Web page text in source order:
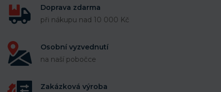
Doprava zdarma
při nákupu nad 10 000 Kč
Osobní vyzvednutí
na naší pobočce
Zakázková výroba